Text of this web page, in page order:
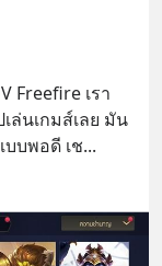
Freefire เรา
ล่นเกมส์เลย มัน
บบพอดี เช